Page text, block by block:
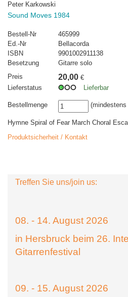
Peter Karkowski
Sound Moves 1984
Bestell-Nr
465999
Ed.-Nr
Bellacorda
ISBN
9901002911138
Besetzung
Gitarre solo
Preis
20,00 €
Lieferstatus
Lieferbar
Bestellmenge (mindestens
Hymne Spiral of Fear March Choral
Produktsicherheit / Kontakt
Treffen Sie uns/join us:
08. - 14. August 2026
in Hersbruck beim 26.
Gitarrenfestival
09. - 15. August 2026